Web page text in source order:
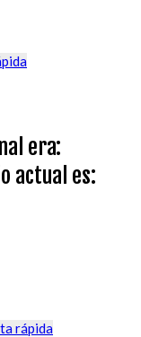
era:
actual es:
rápida